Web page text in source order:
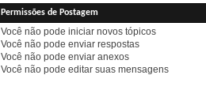
Permissões de Postagem
Vocênão pode iniciar novos tópicos
Vocênão pode enviar respostas
Vocênão pode enviar anexos
Vocênão pode editar suas mensagens